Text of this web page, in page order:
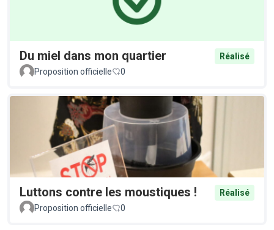
Du miel dans mon quartier
Réalisé
Proposition officielle
0
Luttons contre les moustiques !
Réalisé
Proposition officielle
0